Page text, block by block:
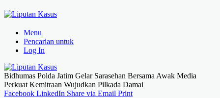
Menu
Pencarian untuk
Log In
Bidhumas Polda Jatim Gelar Sarasehan Bersama Awak Media
Perkuat Kemitraan Wujudkan Pilkada Damai
Facebook LinkedIn Share via Email Print